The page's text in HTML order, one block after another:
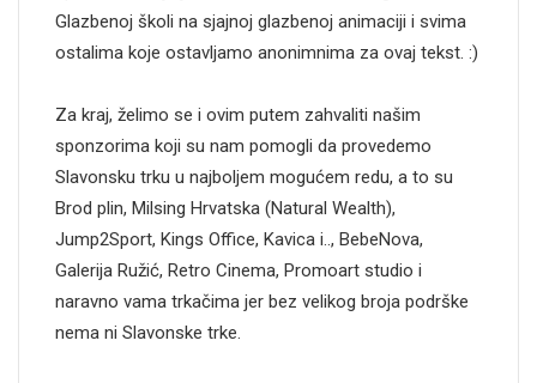
Glazbenoj školi na sjajnoj glazbenoj animaciji i svima
ostalima koje ostavljamo anonimnima za ovaj tekst. :)
Za kraj, želimo se i ovim putem zahvaliti našim
sponzorima koji su nam pomogli da provedemo
Slavonsku trku u najboljem mogućem redu, a to su
Brod plin, Milsing Hrvatska (Natural Wealth),
Jump2Sport, Kings Office, Kavica i.., BebeNova,
Galerija Ružić, Retro Cinema, Promoart studio i
naravno vama trkačima jer bez velikog broja podrške
nema ni Slavonske trke.